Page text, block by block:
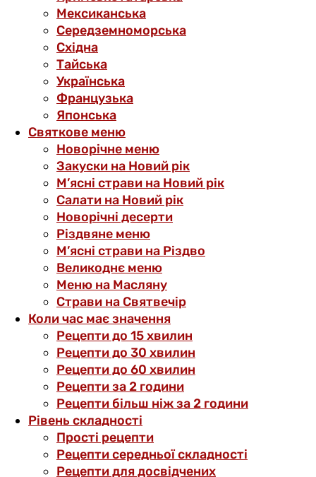
Мексиканська
Середземноморська
Східна
Тайська
Українська
Французька
Японська
Святкове меню
Новорічне меню
Закуски на Новий рік
М’ясні страви на Новий рік
Салати на Новий рік
Новорічні десерти
Різдвяне меню
М’ясні страви на Різдво
Великоднє меню
Меню на Масляну
Страви на Святвечір
Коли час має значення
Рецепти до 15 хвилин
Рецепти до 30 хвилин
Рецепти до 60 хвилин
Рецепти за 2 години
Рецепти більш ніж за 2 години
Рівень складності
Прості рецепти
Рецепти середньої складності
Рецепти для досвідчених